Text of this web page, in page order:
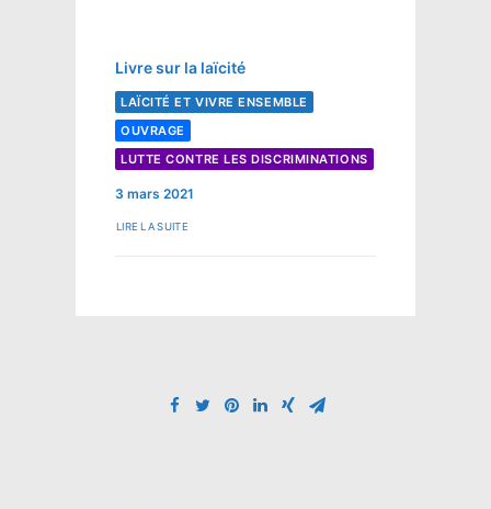
Livre sur la laïcité
LAÏCITÉ ET VIVRE ENSEMBLE
OUVRAGE
LUTTE CONTRE LES DISCRIMINATIONS
3 mars 2021
LIRE LA SUITE